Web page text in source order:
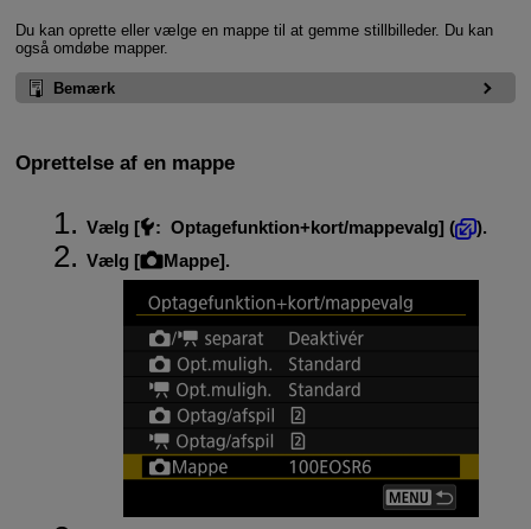
Du kan oprette eller vælge en mappe til at gemme stillbilleder. Du kan
også omdøbe mapper.
Bemærk
Oprettelse af en mappe
Vælg [ : Optagefunktion+kort/mappevalg] (
).
Vælg [
Mappe].